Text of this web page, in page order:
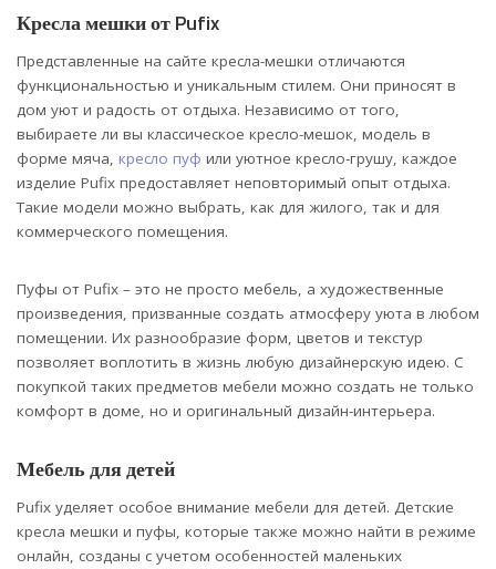
Кресла мешки от Pufix
Представленные на сайте кресла-мешки отличаются
функциональностью и уникальным стилем. Они приносят в
дом уют и радость от отдыха. Независимо от того,
выбираете ли вы классическое кресло-мешок, модель в
форме мяча, кресло пуф или уютное кресло-грушу, каждое
изделие Pufix предоставляет неповторимый опыт отдыха.
Такие модели можно выбрать, как для жилого, так и для
коммерческого помещения.
Пуфы от Pufix – это не просто мебель, а художественные
произведения, призванные создать атмосферу уюта в любом
помещении. Их разнообразие форм, цветов и текстур
позволяет воплотить в жизнь любую дизайнерскую идею. С
покупкой таких предметов мебели можно создать не только
комфорт в доме, но и оригинальный дизайн-интерьера.
Мебель для детей
Pufix уделяет особое внимание мебели для детей. Детские
кресла мешки и пуфы, которые также можно найти в режиме
онлайн, созданы с учетом особенностей маленьких